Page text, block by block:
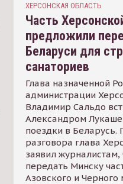
ХЕРСОНСКАЯ ОБЛАСТЬ
Часть
предложили
Беларуси для
санаториев
Глава назначенной
администрации
Владимир Сальдо
Александром
поездки в Беларусь.
разговора глава
заявил журналистам,
передать Минску
Азовского и Черного